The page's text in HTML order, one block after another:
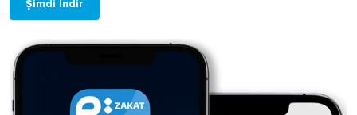
Şimdi İndir